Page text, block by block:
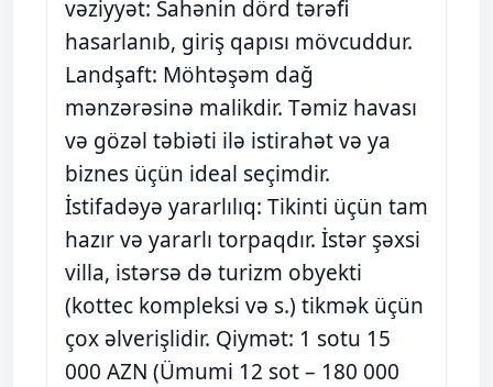
vəziyyət: Sahənin dörd tərəfi
hasarlanıb, giriş qapısı mövcuddur.
Landşaft: Möhtəşəm dağ
mənzərəsinə malikdir. Təmiz havası
və gözəl təbiəti ilə istirahət və ya
biznes üçün ideal seçimdir.
İstifadəyə yararlılıq: Tikinti üçün tam
hazır və yararlı torpaqdır. İstər şəxsi
villa, istərsə də turizm obyekti
(kottec kompleksi və s.) tikmək üçün
çox əlverişlidir. Qiymət: 1 sotu 15
000 AZN (Ümumi 12 sot – 180 000